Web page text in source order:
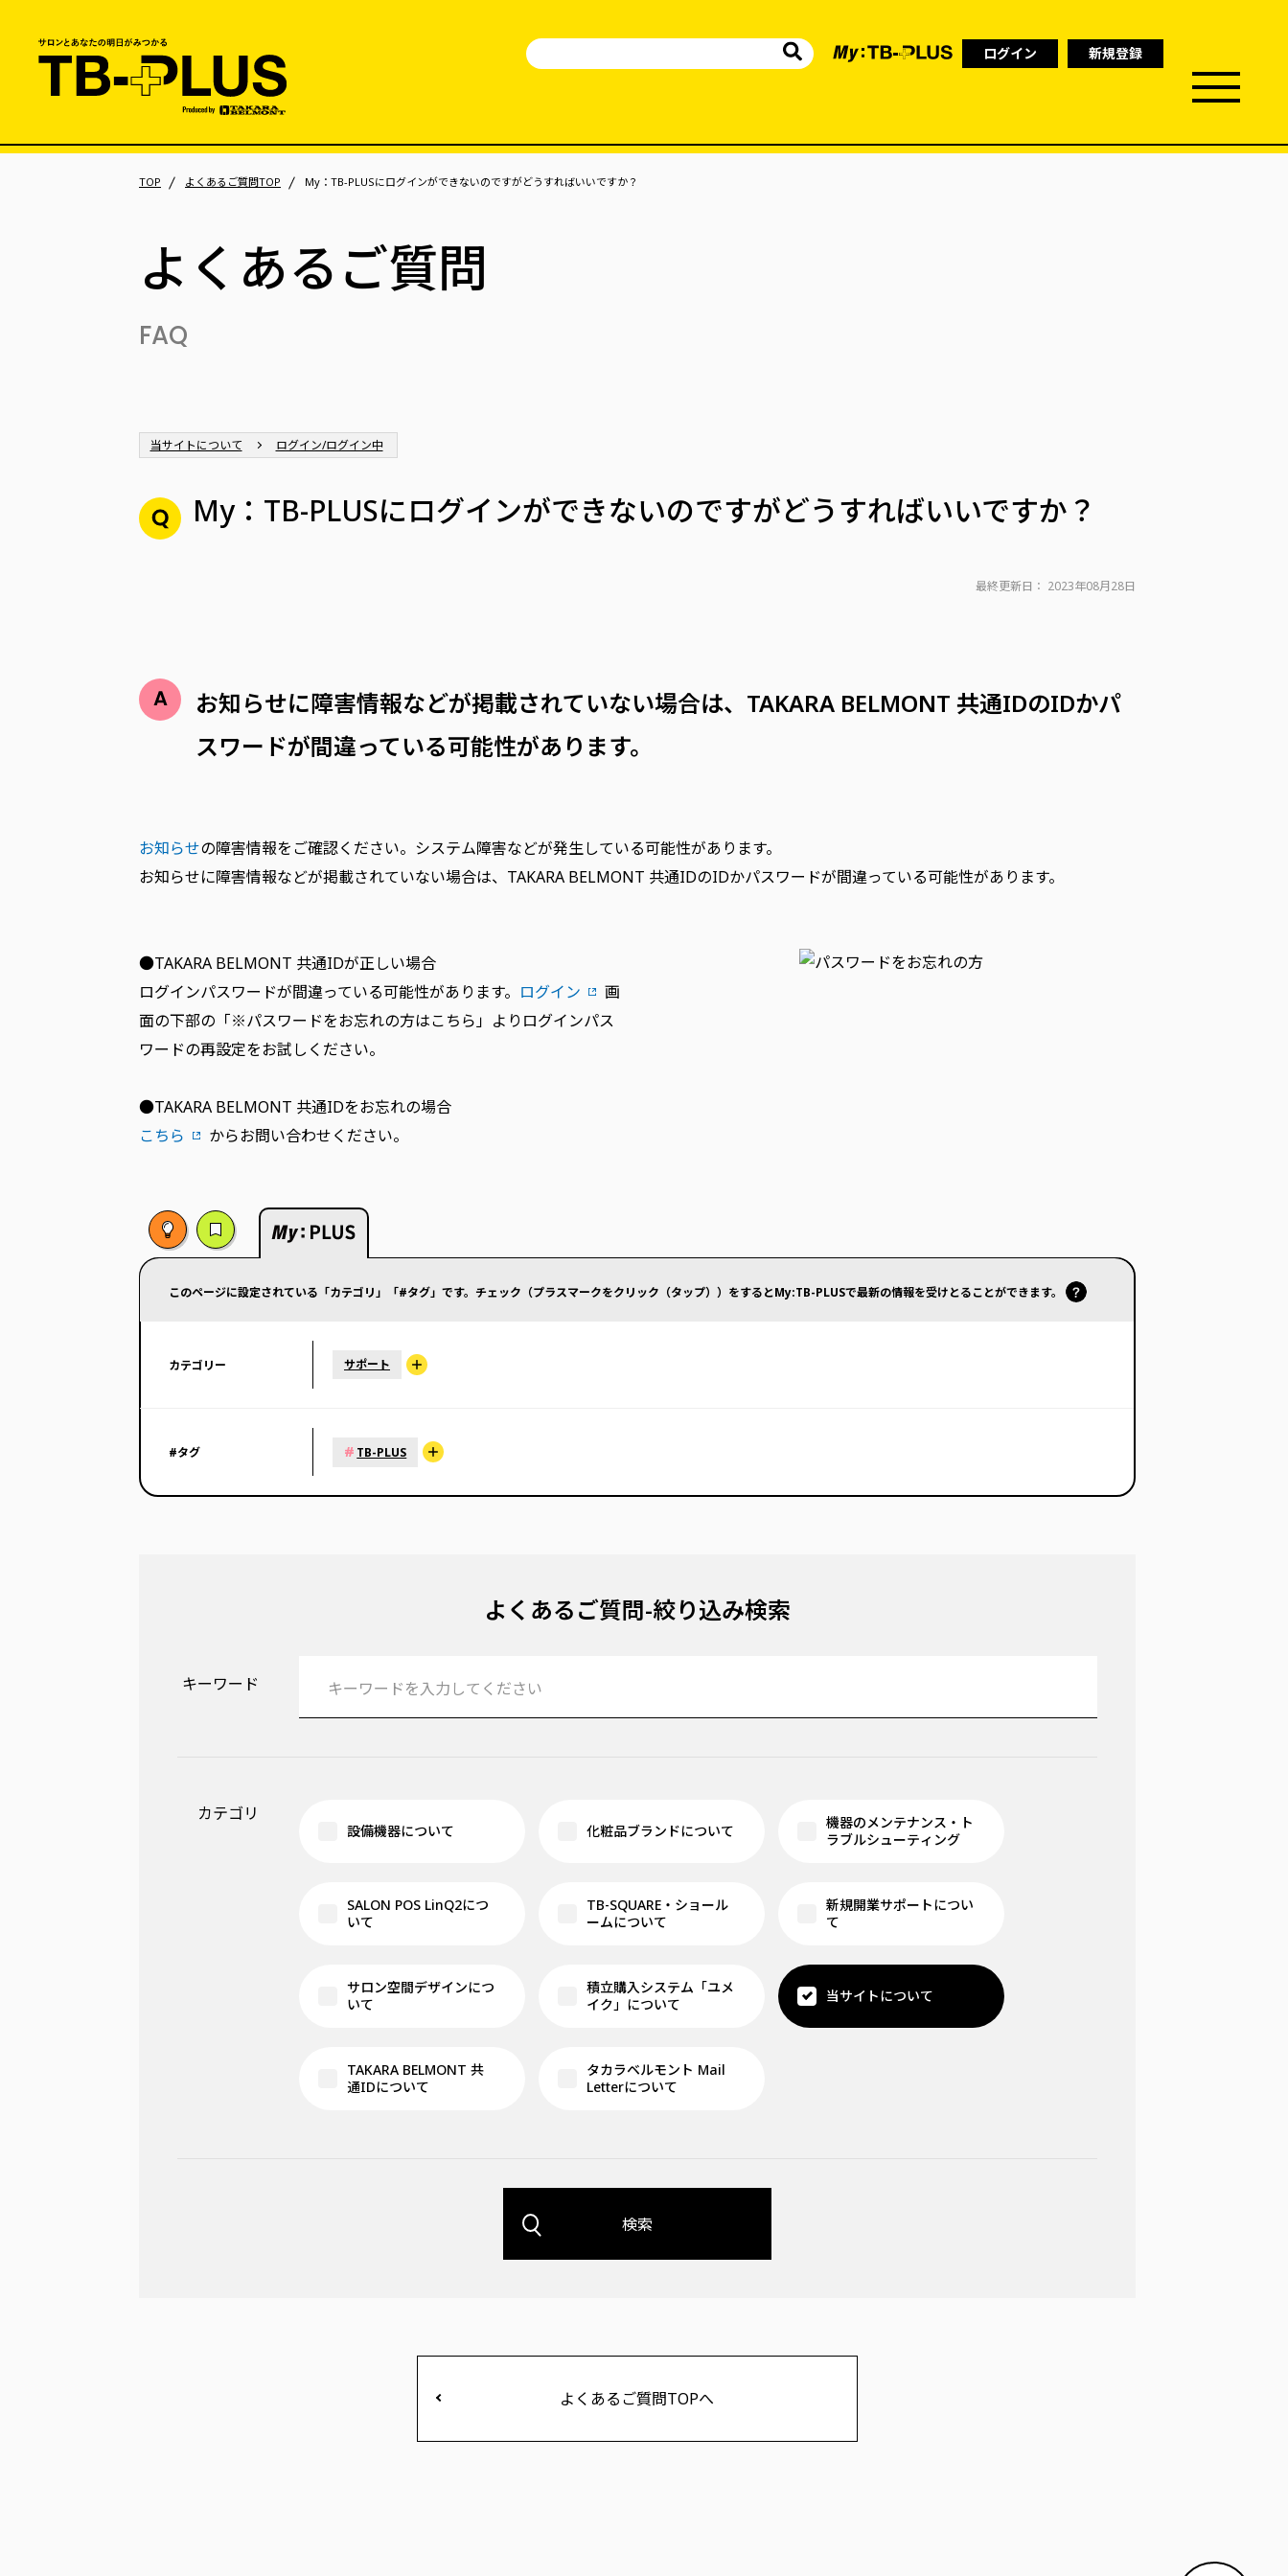
ログイン 新規登録
TOP よくあるご質問TOP My：TB-PLUSにログインができないのですがどうすればいいですか？
よくあるご質問
FAQ
当サイトについて ログイン/ログイン中
My：TB-PLUSにログインができないのですがどうすればいいですか？
最終更新日： 2023年08月28日
お知らせに障害情報などが掲載されていない場合は、TAKARA BELMONT 共通IDのIDかパ
スワードが間違っている可能性があります。
お知らせの障害情報をご確認ください。システム障害などが発生している可能性があります。
お知らせに障害情報などが掲載されていない場合は、TAKARA BELMONT 共通IDのIDかパスワードが間違っている可能性があります。
●TAKARA BELMONT 共通IDが正しい場合
ログインパスワードが間違っている可能性があります。 ログイン
画
面の下部の「※パスワードをお忘れの方はこちら」よりログインパス
ワードの再設定をお試しください。
●TAKARA BELMONT 共通IDをお忘れの場合
こちら
からお問い合わせください。
このページに設定されている「カテゴリ」「#タグ」です。チェック（プラスマークをクリック（タップ））をするとMy:TB-PLUSで最新の情報を受けとることができます。
カテゴリー サポート
#タグ # TB-PLUS
よくあるご質問-絞り込み検索
キーワード
カテゴリ
設備機器について 化粧品ブランドについて
機器のメンテナンス・ト
ラブルシューティング
SALON POS LinQ2につ
いて
TB-SQUARE・ショール
ームについて
新規開業サポートについ
て
サロン空間デザインにつ
いて
積立購入システム「ユメ
イク」について
当サイトについて
TAKARA BELMONT 共
通IDについて
タカラベルモント Mail
Letterについて
検索
よくあるご質問TOPへ